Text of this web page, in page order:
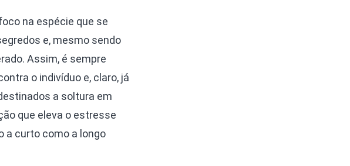
na espécie que se
e, mesmo sendo
Assim, é sempre
o indivíduo e, claro, já
a soltura em
que eleva o estresse
a curto como a longo